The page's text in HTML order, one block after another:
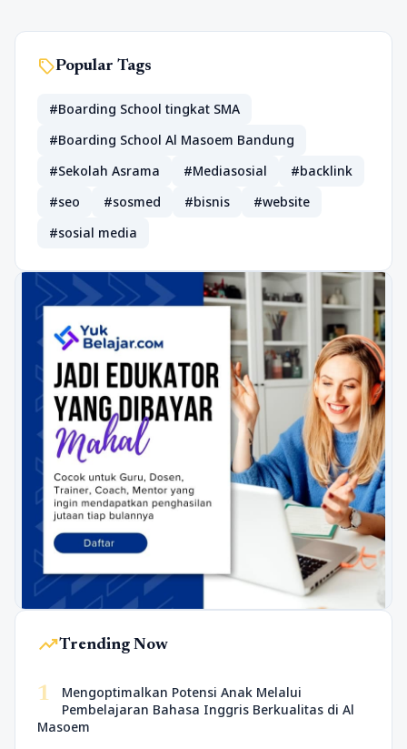
sellPopular Tags
#Boarding School tingkat SMA
#Boarding School Al Masoem Bandung
#Sekolah Asrama
#Mediasosial
#backlink
#seo
#sosmed #bisnis
#website
#sosial media
trending_upTrending Now
1
Mengoptimalkan Potensi Anak Melalui
Pembelajaran Bahasa Inggris Berkualitas di Al
Masoem